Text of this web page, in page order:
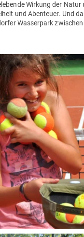
Wirkung der Natur
und Abenteuer. Und
Wasserpark